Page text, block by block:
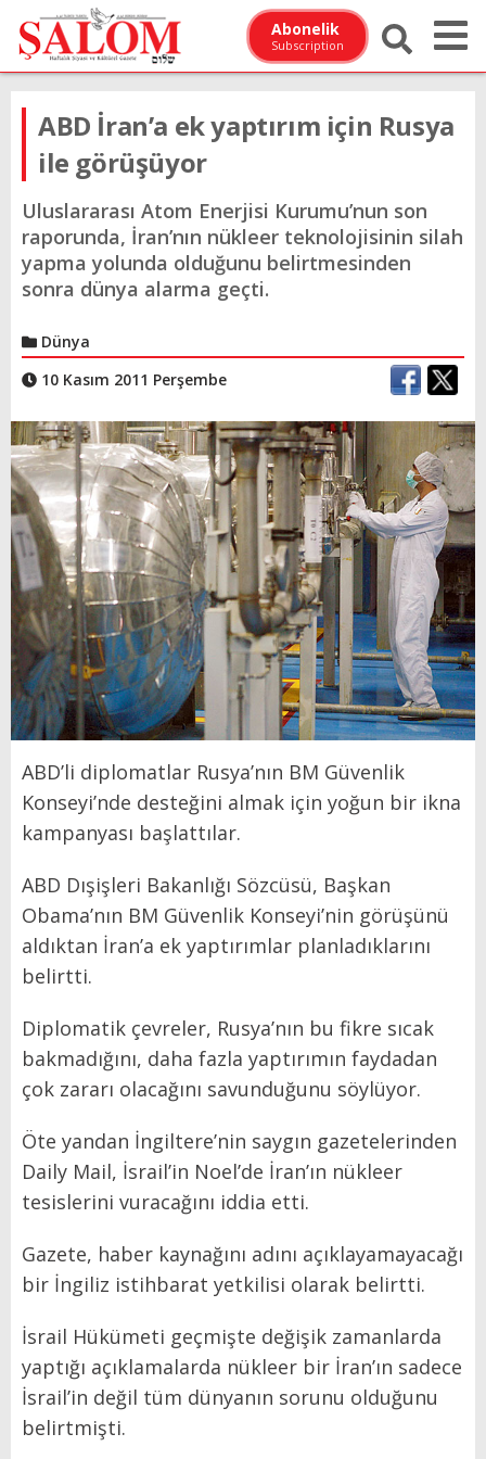
Abonelik
Subscription
ABD İran’a ek yaptırım için Rusya
ile görüşüyor
Uluslararası Atom Enerjisi Kurumu’nun son
raporunda, İran’nın nükleer teknolojisinin silah
yapma yolunda olduğunu belirtmesinden
sonra dünya alarma geçti.
Dünya
10 Kasım 2011 Perşembe
ABD’li diplomatlar Rusya’nın BM Güvenlik
Konseyi’nde desteğini almak için yoğun bir ikna
kampanyası başlattılar.
ABD Dışişleri Bakanlığı Sözcüsü, Başkan
Obama’nın BM Güvenlik Konseyi’nin görüşünü
aldıktan İran’a ek yaptırımlar planladıklarını
belirtti.
Diplomatik çevreler, Rusya’nın bu fikre sıcak
bakmadığını, daha fazla yaptırımın faydadan
çok zararı olacağını savunduğunu söylüyor.
Öte yandan İngiltere’nin saygın gazetelerinden
Daily Mail, İsrail’in Noel’de İran’ın nükleer
tesislerini vuracağını iddia etti.
Gazete, haber kaynağını adını açıklayamayacağı
bir İngiliz istihbarat yetkilisi olarak belirtti.
İsrail Hükümeti geçmişte değişik zamanlarda
yaptığı açıklamalarda nükleer bir İran’ın sadece
İsrail’in değil tüm dünyanın sorunu olduğunu
belirtmişti.